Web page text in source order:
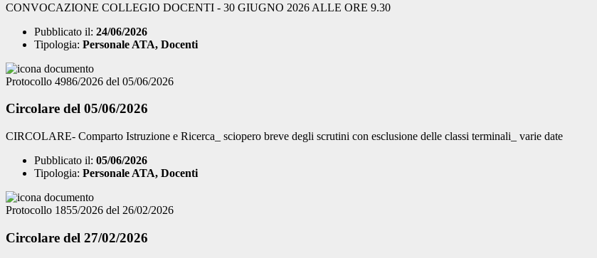
CONVOCAZIONE COLLEGIO DOCENTI - 30 GIUGNO 2026 ALLE ORE 9.30
Pubblicato il: 24/06/2026
Tipologia: Personale ATA, Docenti
Protocollo 4986/2026 del 05/06/2026
Circolare del 05/06/2026
CIRCOLARE- Comparto Istruzione e Ricerca_ sciopero breve degli scrutini con esclusione delle classi terminali_ varie date
Pubblicato il: 05/06/2026
Tipologia: Personale ATA, Docenti
Protocollo 1855/2026 del 26/02/2026
Circolare del 27/02/2026